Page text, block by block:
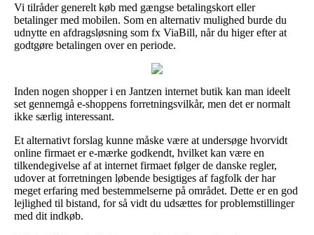
Vi tilråder generelt køb med gængse betalingskort eller
betalinger med mobilen. Som en alternativ mulighed burde du
udnytte en afdragsløsning som fx ViaBill, når du higer efter at
godtgøre betalingen over en periode.
Inden nogen shopper i en Jantzen internet butik kan man ideelt
set gennemgå e-shoppens forretningsvilkår, men det er normalt
ikke særlig interessant.
Et alternativt forslag kunne måske være at undersøge hvorvidt
online firmaet er e-mærke godkendt, hvilket kan være en
tilkendegivelse af at internet firmaet følger de danske regler,
udover at forretningen løbende besigtiges af fagfolk der har
meget erfaring med bestemmelserne på området. Dette er en god
lejlighed til bistand, for så vidt du udsættes for problemstillinger
med dit indkøb.